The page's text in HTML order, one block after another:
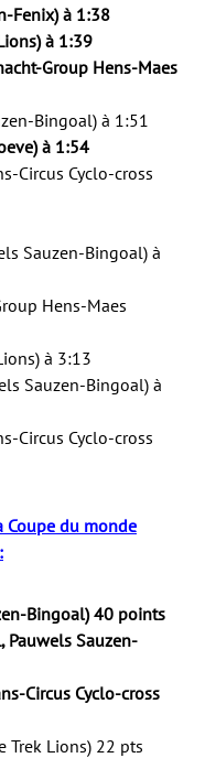
Fenix) à 1:38
à 1:39
Group Hens-Maes
Bingoal) à 1:51
à 1:54
Circus Cyclo-cross
Sauzen-Bingoal) à
Hens-Maes
à 3:13
Sauzen-Bingoal) à
Circus Cyclo-cross
Coupe du monde
Bingoal) 40 points
Pauwels Sauzen-
Circus Cyclo-cross
Trek Lions) 22 pts